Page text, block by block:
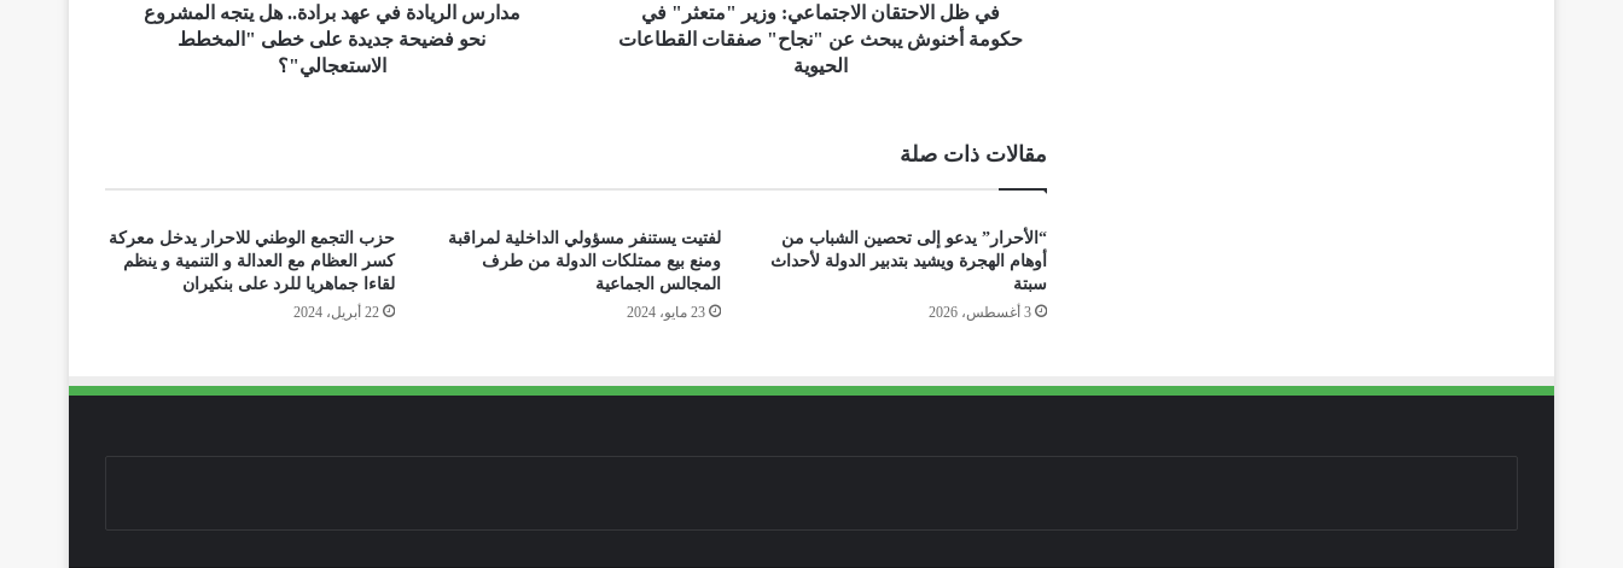
في ظل الاحتقان الاجتماعي: وزير "متعثر" في
حكومة أخنوش يبحث عن "نجاح" صفقات القطاعات
الحيوية
مدارس الريادة في عهد برادة.. هل يتجه المشروع
نحو فضيحة جديدة على خطى "المخطط
الاستعجالي"؟
مقالات ذات صلة
“الأحرار” يدعو إلى تحصين الشباب من
أوهام الهجرة ويشيد بتدبير الدولة لأحداث
سبتة
3 أغسطس، 2026
لفتيت يستنفر مسؤولي الداخلية لمراقبة
ومنع بيع ممتلكات الدولة من طرف
المجالس الجماعية
23 مايو، 2024
حزب التجمع الوطني للاحرار يدخل معركة
كسر العظام مع العدالة و التنمية و ينظم
لقاءا جماهريا للرد على بنكيران
22 أبريل، 2024